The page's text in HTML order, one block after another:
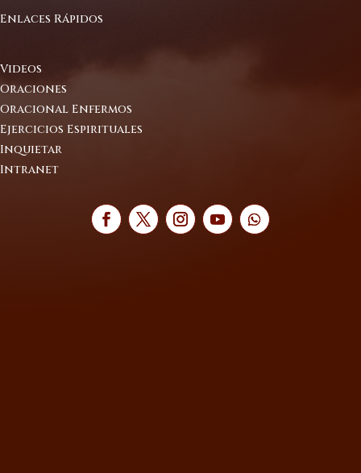
Enlaces Rápidos
Videos
Oraciones
Oracional Enfermos
Ejercicios Espirituales
Inquietar
Intranet